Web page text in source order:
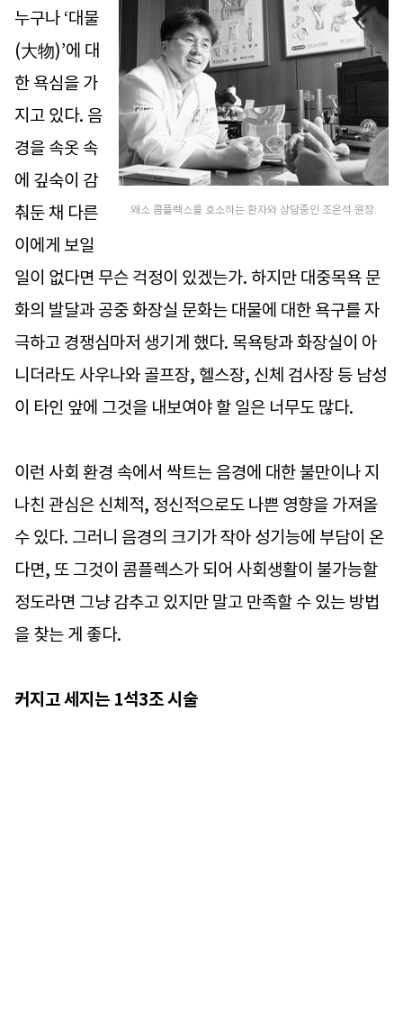
왜소 콤플렉스를 호소하는 환자와 상담중인 조은석 원장.
누구나 ‘대물
(大物)’에 대
한 욕심을 가
지고 있다. 음
경을 속옷 속
에 깊숙이 감
춰둔 채 다른
이에게 보일
일이 없다면 무슨 걱정이 있겠는가. 하지만 대중목욕 문
화의 발달과 공중 화장실 문화는 대물에 대한 욕구를 자
극하고 경쟁심마저 생기게 했다. 목욕탕과 화장실이 아
니더라도 사우나와 골프장, 헬스장, 신체 검사장 등 남성
이 타인 앞에 그것을 내보여야 할 일은 너무도 많다.
이런 사회 환경 속에서 싹트는 음경에 대한 불만이나 지
나친 관심은 신체적, 정신적으로도 나쁜 영향을 가져올
수 있다. 그러니 음경의 크기가 작아 성기능에 부담이 온
다면, 또 그것이 콤플렉스가 되어 사회생활이 불가능할
정도라면 그냥 감추고 있지만 말고 만족할 수 있는 방법
을 찾는 게 좋다.
커지고 세지는 1석3조 시술